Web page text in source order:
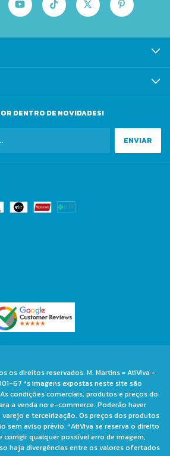
DENTRO DE NOVIDADES!